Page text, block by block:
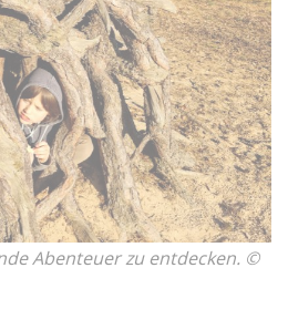
Abenteuer zu entdecken. ©